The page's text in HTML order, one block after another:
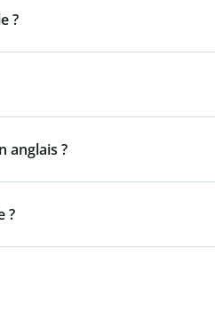
?
anglais ?
?